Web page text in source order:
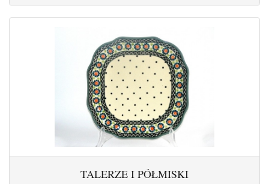
TALERZE I PÓŁMISKI